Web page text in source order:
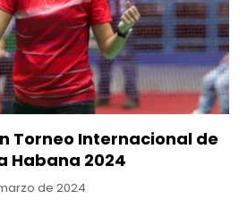
Torneo Internacional de
Habana 2024
de 2024